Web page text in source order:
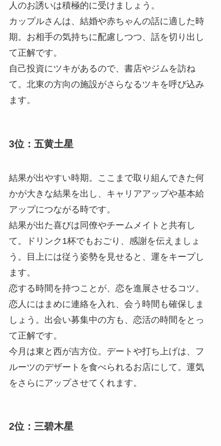
人のお誘いは積極的に受けましょう。
カップルさんは、結婚や赤ちゃんの話に適した時
期。お相手の気持ちに配慮しつつ、話を切り出し
て正解です。
自己投資にツキがあるので、書店やジムを訪ね
て。北東の方向の施設がさらなるツキを呼び込み
ます。
3位：五黄土星
結果が出やすい時期。ここまで取り組んできた何
かが大きな結果を出し、キャリアアップや基本給
アップにつながる時です。
結果が出た喜びは同僚やチームメイトと共有し
て。ドリンク1杯でもおごり、感謝を伝えましょ
う。目上には従う姿勢を見せると、運をキープし
ます。
恋する時間を持つことが、恋を進展させるコツ。
恋人にはまめに連絡を入れ、会う時間も確保しま
しょう。出会い募集中の方も、恋活の時間をとっ
て正解です。
今月は東と西が吉方位。デートや打ち上げは、フ
ルーツのデザートを食べられるお店にして。運気
をさらにアップさせてくれます。
2位：三碧木星